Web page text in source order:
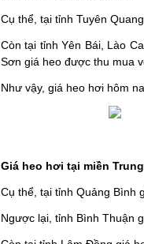
Cụ thể, tại tỉnh Tuyên
Còn tại tỉnh Yên Bái, Lào
Sơn giá heo được thu mua
Như vậy, giá heo hơi hôm
Giá heo hơi tại miền
Cụ thể, tại tỉnh Quảng Bình
Ngược lại, tỉnh Bình Thuận